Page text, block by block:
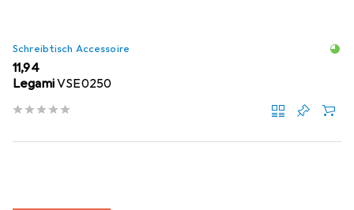
Schreibtisch Accessoire
EUR
11,94
LegamiVSE0250